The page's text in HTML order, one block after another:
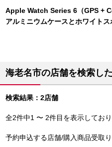
Apple Watch Series 6（GPS +
アルミニウムケースとホワイトス
海老名市の店舗を検索し
検索結果：2店舗
全2件中1 〜 2件目を表示してお
予約申込する店舗/購入商品受取